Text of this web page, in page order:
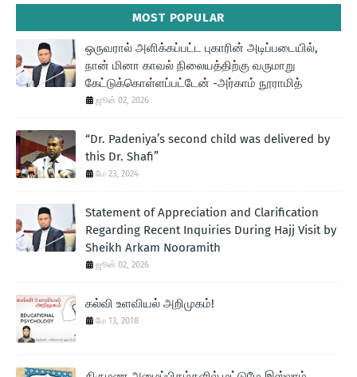
MOST POPULAR
ஒருவரால் அளிக்கப்பட்ட புகாரின் அடிப்படையில்,
நான் மினா காவல் நிலையத்திற்கு வருமாறு
கேட்டுக்கொள்ளப்பட்டேன் -அர்காம் நூராமித்
ஜூன் 02, 2026
“Dr. Padeniya’s second child was delivered by
this Dr. Shafi”
மே 23, 2024
Statement of Appreciation and Clarification
Regarding Recent Inquiries During Hajj Visit by
Sheikh Arkam Nooramith
ஜூன் 02, 2026
கல்வி உளவியல் அறிமுகம்!
மே 13, 2018